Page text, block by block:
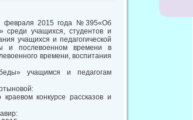
3 февраля 2015 года №395«Об
среди учащихся, студентов и
учащихся и педагогической
и послевоенном времени в
времени, воспитания
учащимся и педагогам
конкурсе рассказов и